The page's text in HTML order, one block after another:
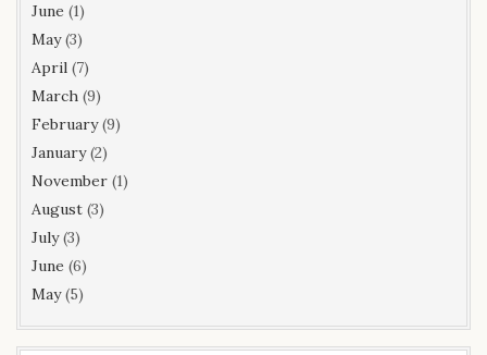
June (1)
May(3)
April (7)
March (9)
February(9)
January(2)
November (1)
August (3)
July(3)
June (6)
May(5)